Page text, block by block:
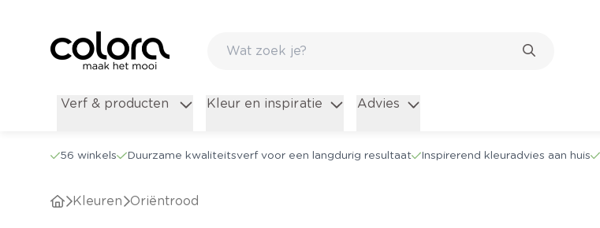
Verf & producten Kleur en inspiratie Advies
56 winkels Duurzame kwaliteitsverf voor een langdurig resultaat Inspirerend kleuradvies aan huis
Kleuren Oriëntrood